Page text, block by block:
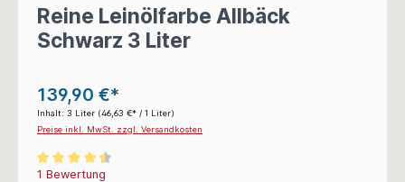
Reine Leinölfarbe Allbäck
Schwarz 3 Liter
139,90 €*
Inhalt: 3 Liter (46,63 €* / 1 Liter)
Preise inkl. MwSt. zzgl. Versandkosten
Durchschnittliche Bewertung von 4.5 von 5 Sternen
1 Bewertung